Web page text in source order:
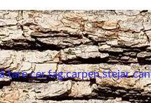
tare cer,fag,carpen,stejar